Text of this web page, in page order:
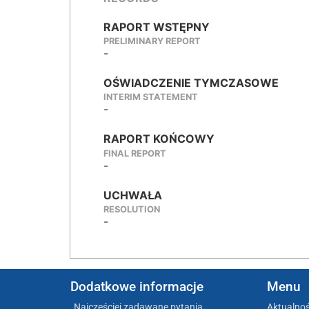
RAPORT WSTĘPNY
PRELIMINARY REPORT
-
OŚWIADCZENIE TYMCZASOWE
INTERIM STATEMENT
-
RAPORT KOŃCOWY
FINAL REPORT
-
UCHWAŁA
RESOLUTION
-
Dodatkowe informacje Menu